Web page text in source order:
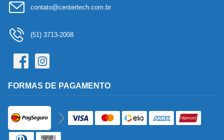
contato@centertech.com.br
(51) 3713-2008
FORMAS DE PAGAMENTO